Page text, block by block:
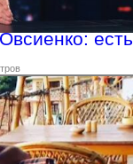
есть